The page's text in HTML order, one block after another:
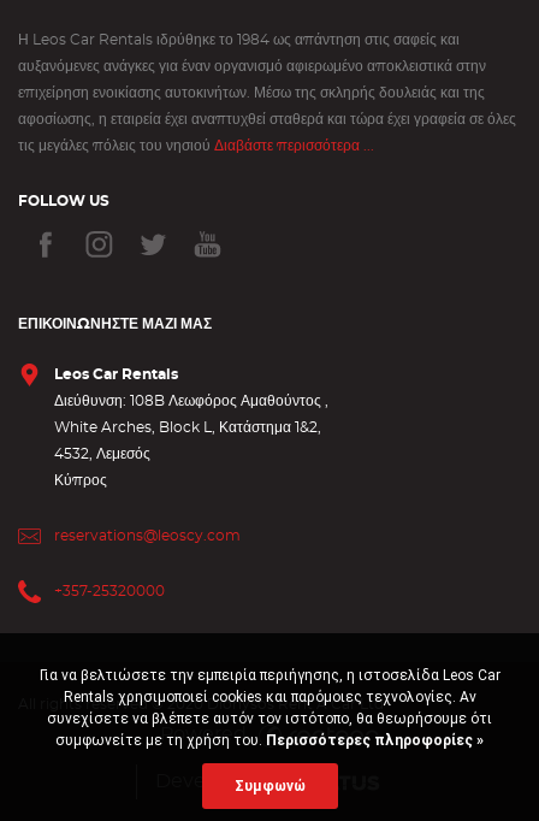
Η Leos Car Rentals ιδρύθηκε το 1984 ως απάντηση στις σαφείς και
αυξανόμενες ανάγκες για έναν οργανισμό αφιερωμένο αποκλειστικά στην
επιχείρηση ενοικίασης αυτοκινήτων. Μέσω της σκληρής δουλειάς και της
αφοσίωσης, η εταιρεία έχει αναπτυχθεί σταθερά και τώρα έχει γραφεία σε όλες
τις μεγάλες πόλεις του νησιού Διαβάστε περισσότερα ...
FOLLOW US
ΕΠΙΚΟΙΝΩΝΉΣΤΕ ΜΑΖΊ ΜΑΣ
Leos Car Rentals
Διεύθυνση: 108B Λεωφόρος Αμαθούντος ,
White Arches, Block L, Κατάστημα 1&2,
4532, Λεμεσός
Κύπρος
reservations@leoscy.com
+357-25320000
All rights reserved © 2020 Dionysos Rent A Car Ltd
Powered
Developed by
Για να βελτιώσετε την εμπειρία περιήγησης, η ιστοσελίδα Leos Car
Rentals χρησιμοποιεί cookies και παρόμοιες τεχνολογίες. Αν
συνεχίσετε να βλέπετε αυτόν τον ιστότοπο, θα θεωρήσουμε ότι
συμφωνείτε με τη χρήση του. Περισσότερες πληροφορίες »
Συμφωνώ